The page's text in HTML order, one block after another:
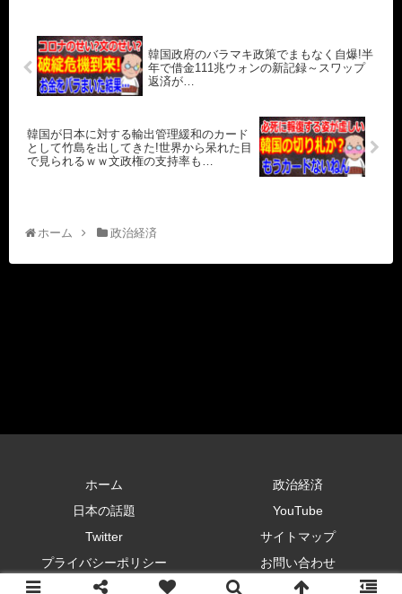
韓国政府のバラマキ政策でまもなく自爆!半
年で借金111兆ウォンの新記録～スワップ
返済が…
韓国が日本に対する輸出管理緩和のカード
として竹島を出してきた!世界から呆れた目
で見られるｗｗ文政権の支持率も…
ホーム 政治経済
ホーム
政治経済
日本の話題
YouTube
Twitter
サイトマップ
プライバシーポリシー
お問い合わせ